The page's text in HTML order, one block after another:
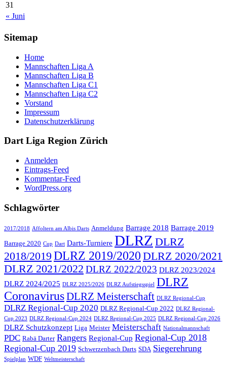
« Juni
31
Sitemap
Home
Mannschaften Liga A
Mannschaften Liga B
Mannschaften Liga C1
Mannschaften Liga C2
Vorstand
Impressum
Datenschutzerklärung
Dart Liga Region Zürich
Anmelden
Eintrags-Feed
Kommentar-Feed
WordPress.org
Schlagwörter
2017/2018 Affoltern am Albis Darts Anmeldung Barrage 2018 Barrage 2019
Barrage 2020 Cup Dart Darts-Turniere DLRZ DLRZ
2018/2019 DLRZ 2019/2020 DLRZ 2020/2021
DLRZ 2021/2022 DLRZ 2022/2023 DLRZ 2023/2024
DLRZ 2024/2025 DLRZ 2025/2026 DLRZ Aufstiegsspiel DLRZ
CoronavirusDLRZ Meisterschaft DLRZ Regional-Cup
DLRZ Regional-Cup 2020 DLRZ Regional-Cup 2022 DLRZ Regional-
Cup 2023 DLRZ Regional-Cup 2024 DLRZ Regional-Cup 2025 DLRZ Regional-Cup 2026
DLRZ Schutzkonzept Liga Meister Meisterschaft Nationalmannschaft
PDC Rabä Darter Rangers Regional-Cup Regional-Cup 2018
Regional-Cup 2019 Schwerzenbach Darts SDA Siegerehrung
Spielplan WDF Weltmeisterschaft